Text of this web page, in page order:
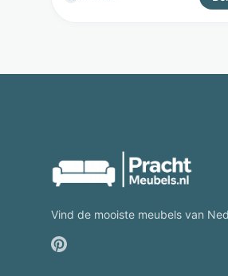
Vind de mooiste meubels van